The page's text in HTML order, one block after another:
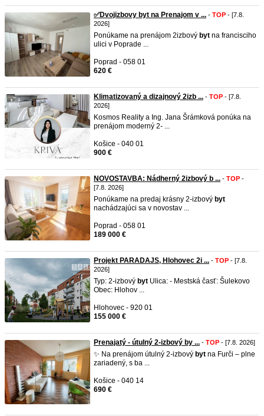
✅Dvojizbovy byt na Prenajom v ... - TOP - [7.8.
2026]
Ponúkame na prenájom 2izbový byt na francisciho
ulici v Poprade ...
Poprad - 058 01
620 €
Klimatizovaný a dizajnový 2izb ... - TOP - [7.8.
2026]
Kosmos Reality a Ing. Jana Šrámková ponúka na
prenájom moderný 2- ...
Košice - 040 01
900 €
NOVOSTAVBA: Nádherný 2izbový b ... - TOP -
[7.8. 2026]
Ponúkame na predaj krásny 2-izbový byt
nachádzajúci sa v novostav ...
Poprad - 058 01
189 000 €
Projekt PARADAJS, Hlohovec 2i ... - TOP - [7.8.
2026]
Typ: 2-izbový byt Ulica: - Mestská časť: Šulekovo
Obec: Hlohov ...
Hlohovec - 920 01
155 000 €
Prenajatý - útulný 2‑izbový by ... - TOP - [7.8. 2026]
✨ Na prenájom útulný 2‑izbový byt na Furči – plne
zariadený, s ba ...
Košice - 040 14
690 €